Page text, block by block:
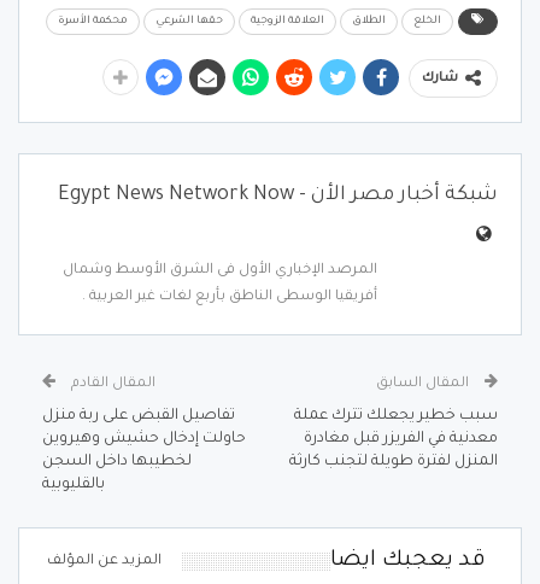
الخلع الطلاق العلاقة الزوجية حقها الشرعي محكمة الأسرة
شارك
شبكة أخبار مصر الأن - Egypt News Network Now
المرصد الإخباري الأول فى الشرق الأوسط وشمال
أفريقيا الوسطى الناطق بأربع لغات غير العربية .
المقال السابق
سبب خطير يجعلك تترك عملة
معدنية في الفريزر قبل مغادرة
المنزل لفترة طويلة لتجنب كارثة
المقال القادم
تفاصيل القبض على ربة منزل
حاولت إدخال حشيش وهيروين
لخطيبها داخل السجن
بالقليوبية
قد يعجبك ايضا المزيد عن المؤلف